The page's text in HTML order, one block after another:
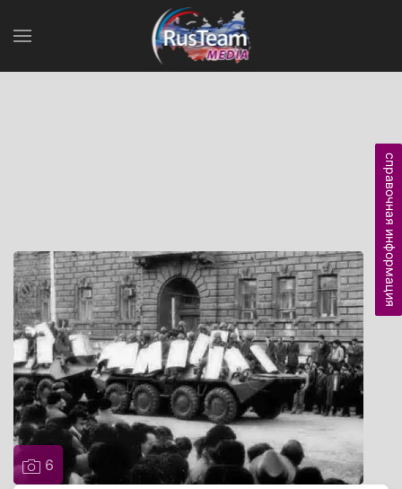
6
справочная информация